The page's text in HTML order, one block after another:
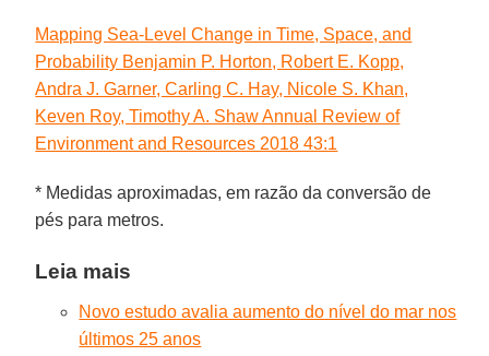
Mapping Sea-Level Change in Time, Space, and
Probability Benjamin P. Horton, Robert E. Kopp,
Andra J. Garner, Carling C. Hay, Nicole S. Khan,
Keven Roy, Timothy A. Shaw Annual Review of
Environment and Resources 2018 43:1
* Medidas aproximadas, em razão da conversão de
pés para metros.
Leia mais
Novo estudo avalia aumento do nível do mar nos
últimos 25 anos